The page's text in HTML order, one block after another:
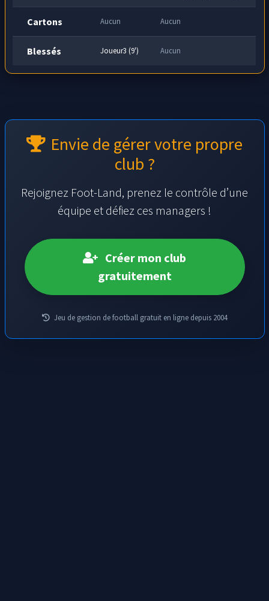
Cartons Aucun Aucun
Blessés Joueur3 (9') Aucun
Envie de gérer votre propre
club ?
Rejoignez Foot-Land, prenez le contrôle d’une
équipe et défiez ces managers !
Créer mon club
gratuitement
Jeu de gestion de football gratuit en ligne depuis 2004